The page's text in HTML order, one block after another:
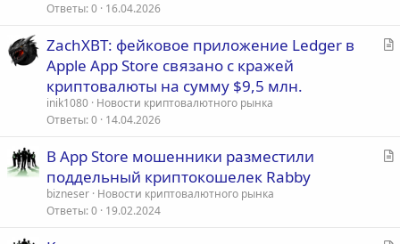
я
Ответы 0 16.04.2026
С
ZachXBT: фейковое приложение Ledger в
Apple App Store связано с кражей
криптовалюты на сумму $9,5 млн.
inik1080 Новости криптовалютного рынка
Ответы 0 14.04.2026
С
В App Store мошенники разместили
поддельный криптокошелек Rabby
bizneser Новости криптовалютного рынка
Ответы 0 19.02.2024